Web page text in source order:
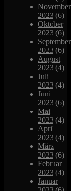
November
2023 (6)
Oktober
2023 (6)
September
2023 (6)
August
2023 (4)
Juli
2023 (4)
Juni
2023 (6)
Mai
2023 (4)
April
2023 (4)
März
2023 (6)
Februar
2023 (4)
Januar